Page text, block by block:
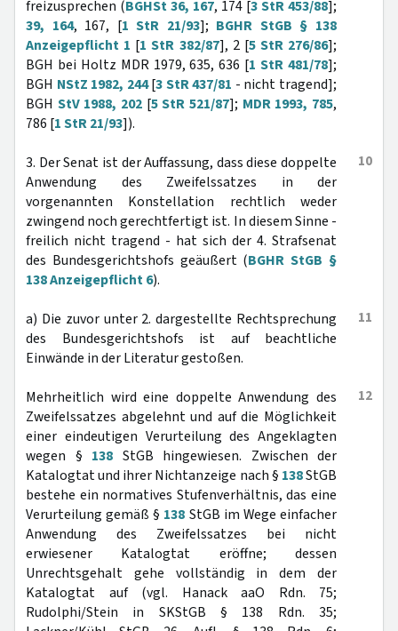
freizusprechen (BGHSt 36, 167, 174 [3 StR 453/88];
39, 164, 167, [1 StR 21/93]; BGHR StGB § 138
Anzeigepflicht 1 [1 StR 382/87], 2 [5 StR 276/86];
BGH bei Holtz MDR 1979, 635, 636 [1 StR 481/78];
BGH NStZ 1982, 244[3 StR 437/81 - nicht tragend];
BGH StV 1988, 202 [5 StR 521/87]; MDR 1993, 785,
786 [1 StR 21/93]).
10
3. Der Senat ist der Auffassung, dass diese doppelte
Anwendung des Zweifelssatzes in der
vorgenannten Konstellation rechtlich weder
zwingend noch gerechtfertigt ist. In diesem Sinne -
freilich nicht tragend - hat sich der 4. Strafsenat
des Bundesgerichtshofs geäußert (BGHR StGB §
138 Anzeigepflicht 6).
11
a) Die zuvor unter 2. dargestellte Rechtsprechung
des Bundesgerichtshofs ist auf beachtliche
Einwände in der Literatur gestoßen.
12
Mehrheitlich wird eine doppelte Anwendung des
Zweifelssatzes abgelehnt und auf die Möglichkeit
einer eindeutigen Verurteilung des Angeklagten
wegen § 138 StGB hingewiesen. Zwischen der
Katalogtat und ihrer Nichtanzeige nach § 138StGB
bestehe ein normatives Stufenverhältnis, das eine
Verurteilung gemäß § 138 StGB im Wege einfacher
Anwendung des Zweifelssatzes bei nicht
erwiesener Katalogtat eröffne; dessen
Unrechtsgehalt gehe vollständig in dem der
Katalogtat auf (vgl. Hanack aaO Rdn. 75;
Rudolphi/Stein in SKStGB § 138 Rdn. 35;